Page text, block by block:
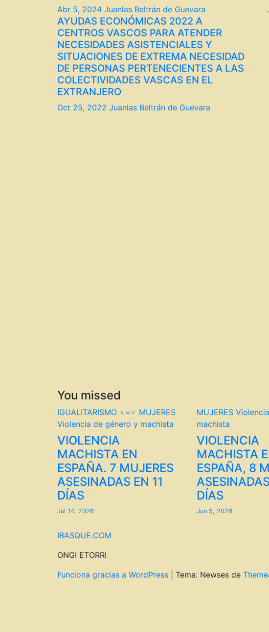
Abr 5, 2024 Juanlas Beltrán de Guevara
AYUDAS ECONÓMICAS 2022 A
CENTROS VASCOS PARA ATENDER
NECESIDADES ASISTENCIALES Y
SITUACIONES DE EXTREMA NECESIDAD
DE PERSONAS PERTENECIENTES A LAS
COLECTIVIDADES VASCAS EN EL
EXTRANJERO
Oct 25, 2022 Juanlas Beltrán de Guevara
You missed
IGUALITARISMO ♀=♂ MUJERES
Violencia de género y machista
VIOLENCIA
MACHISTA EN
ESPAÑA. 7 MUJERES
ASESINADAS EN 11
DÍAS
Jul 14, 2026
MUJERES
machista
VIOLENCIA
MACHISTA
ESPAÑA, 8
DÍAS
Jun 5, 2026
IBASQUE.COM
ONGI ETORRI
Funciona gracias a WordPress
Tema: Newses de